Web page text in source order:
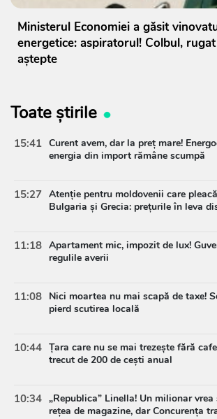
Ministerul Economiei a găsit
energetice: aspiratorul! Colbul,
aștepte
Toate știrile
15:41 Curent avem, dar la preț mare!
energia din import rămâne scumpă
15:27 Atenție pentru moldovenii care
Bulgaria și Grecia: prețurile în leva
11:18 Apartament mic, impozit de lux!
regulile averii
11:08 Nici moartea nu mai scapă de taxe!
pierd scutirea locală
10:44 Țara care nu se mai trezește fără
trecut de 200 de cești anual
10:34 „Republica” Linella! Un milionar
rețea de magazine, dar Concurența